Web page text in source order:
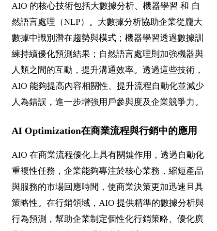
AIO 的核心技術包括大數據分析、機器學習 和 自
然語言處理（NLP）。大數據分析協助企業從龐大
數據中識別潛在趨勢與模式；機器學習透過數據訓
練持續優化預測結果；自然語言處理則加強機器與
人類之間的互動，提升溝通效率。透過這些技術，
AIO 能夠提高內容相關性、提升流程自動化並減少
人為錯誤，進一步增強用戶參與度及企業競爭力。
AI Optimization在商業流程與行銷中的應用
AIO 在商業流程優化上具有關鍵作用，透過自動化
重複性任務，企業能夠專注於核心業務，縮短產品
與服務的市場回應時間，使商業決策更加迅速且具
策略性。在行銷領域，AIO 提供精準的數據分析與
行為預測，幫助企業制定個性化行銷策略、優化廣